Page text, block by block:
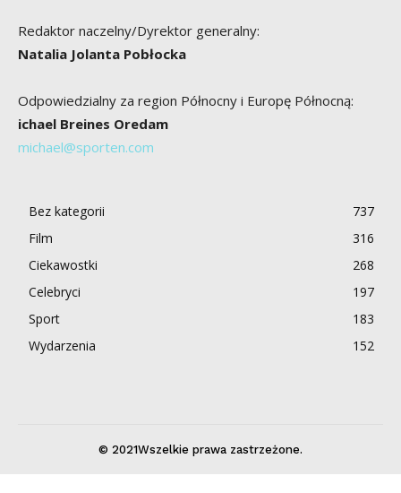
Redaktor naczelny/Dyrektor generalny:
Natalia Jolanta Pobłocka
Odpowiedzialny za region Północny i Europę Północną:
ichael Breines Oredam
michael@sporten.com
Bez kategorii
737
Film
316
Ciekawostki
268
Celebryci
197
Sport
183
Wydarzenia
152
© 2021Wszelkie prawa zastrzeżone.